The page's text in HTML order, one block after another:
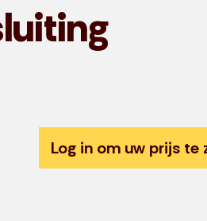
Log in om uw prijs te